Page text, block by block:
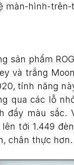
màn-hình-trên-
sản phẩm
và trắng
tính năng
qua các lỗ
màu sắc.
tới 1.449
chân thực hơn.